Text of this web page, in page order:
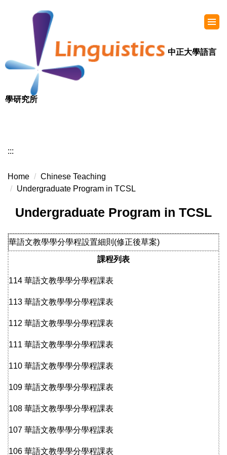
中正大學語言
學研究所
:::
Home
Chinese Teaching
Undergraduate Program in TCSL
Undergraduate Program in TCSL
華語文教學學分學程設置細則(修正後草案)
課程列表
114 華語文教學學分學程課表
113 華語文教學學分學程課表
112 華語文教學學分學程課表
111 華語文教學學分學程課表
110 華語文教學學分學程課表
109 華語文教學學分學程課表
108 華語文教學學分學程課表
107 華語文教學學分學程課表
106 華語文教學學分學程課表